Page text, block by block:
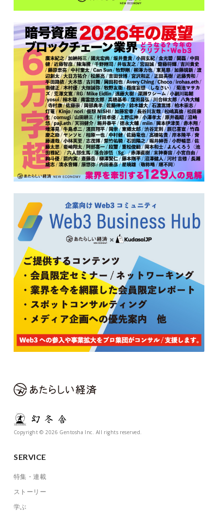
Copyright © 2026 Gentosha Inc. All rights reserved.
SERVICE
特集・連載
ストーリー
学ぶ